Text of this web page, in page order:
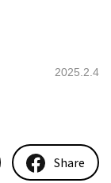
2025.2.4
Share